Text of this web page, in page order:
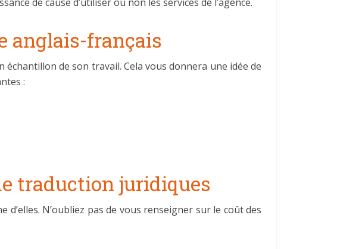
anglais-français
de son travail. Cela vous donnera une idée de
:
traduction juridiques
d’elles. N’oubliez pas de vous renseigner sur le coût des